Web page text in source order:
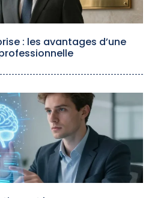
: les avantages d’une